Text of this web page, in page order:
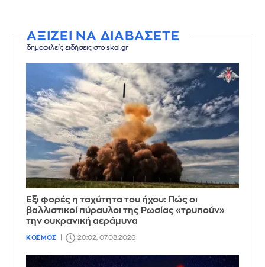
ΑΞΙΖΕΙ ΝΑ ΔΙΑΒΑΣΕΤΕ
δημοφιλείς ειδήσεις στο skai.gr
Έξι φορές η ταχύτητα του ήχου: Πώς οι
βαλλιστικοί πύραυλοι της Ρωσίας «τρυπούν»
την ουκρανική αεράμυνα
ΚΟΣΜΟΣ 20:02, 07.08.2026